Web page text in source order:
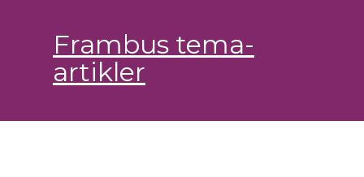
Frambus tema-
artikler